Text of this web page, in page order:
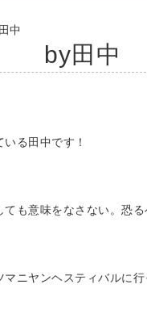
中
by田中
る田中です！
も意味をなさない。恐る
ニヤンヘスティバルに行